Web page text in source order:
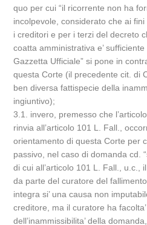
quo per cui “il ricorrente non ha
incolpevole, considerato che ai
i creditori e per i terzi del decreto
coatta amministrativa e’
Gazzetta Ufficiale” si pone in
questa Corte (il precedente cit. di
ben diversa fattispecie della
ingiuntivo);
3.1. invero, premesso che
rinvia all’articolo 101 L. Fall.,
orientamento di questa Corte per
passivo, nel caso di domanda cd.
di cui all’articolo 101 L. Fall., u.c.,
da parte del curatore del
integra si’ una causa non
creditore, ma il curatore ha
dell’inammissibilita’ della